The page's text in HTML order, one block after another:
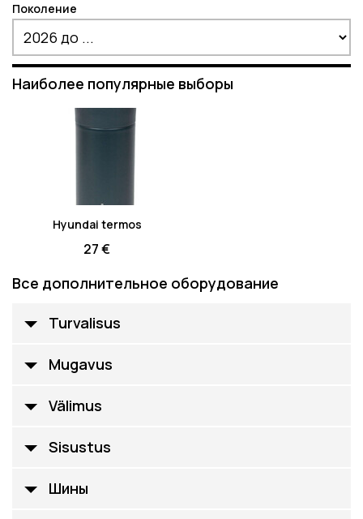
Поколение
Наиболее популярные выборы
Hyundai termos
27 €
Все дополнительное оборудование
Turvalisus
Mugavus
Välimus
Sisustus
Шины